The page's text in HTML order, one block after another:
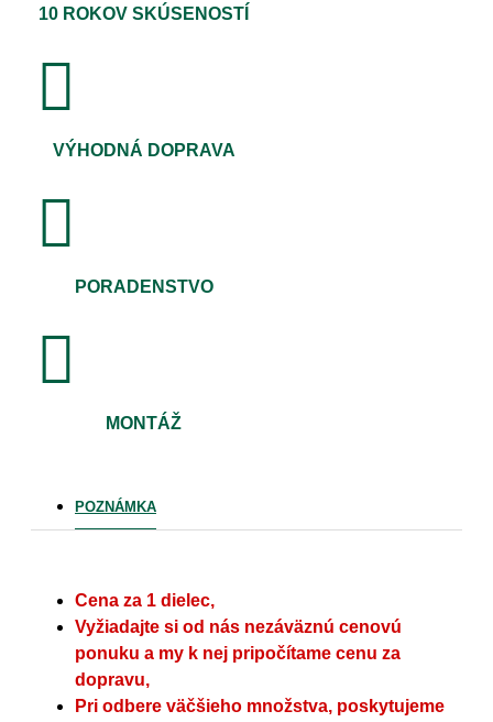
10 ROKOV SKÚSENOSTÍ
VÝHODNÁ DOPRAVA
PORADENSTVO
MONTÁŽ
POZNÁMKA
Cena za 1 dielec,
Vyžiadajte si od nás nezáväznú cenovú
ponuku a my k nej pripočítame cenu za
dopravu,
Pri odbere väčšieho množstva, poskytujeme